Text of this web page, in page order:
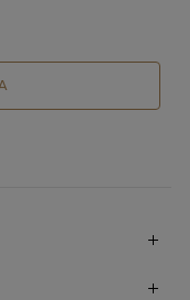
На сайте
показов и